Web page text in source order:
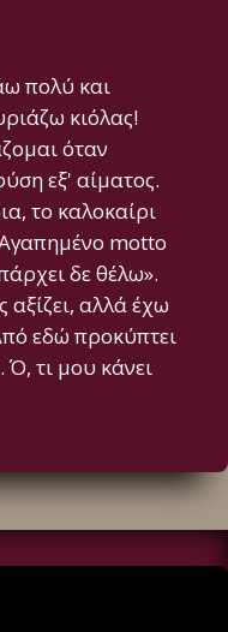
πολύ και
κιόλας!
όταν
εξ' αίματος.
το καλοκαίρι
motto
δε θέλω».
αξίζει, αλλά έχω
εδώ προκύπτει
τι μου κάνει